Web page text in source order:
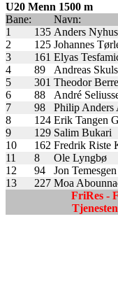
U20 Menn 1500 m
Bane:
Navn:
1
135 Anders
2
125 Johannes
3
161 Elyas
4
89 Andreas
5
301 Theodor
6
88 André
7
98 Philip Anders
8
124 Erik Tangen
9
129 Salim Bukari
10
162 Fredrik Riste
11
8 Ole Lyngbø
12
94 Jon
13
227 Moa
FriRes -